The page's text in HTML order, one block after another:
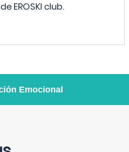
EROSKI club.
Emocional